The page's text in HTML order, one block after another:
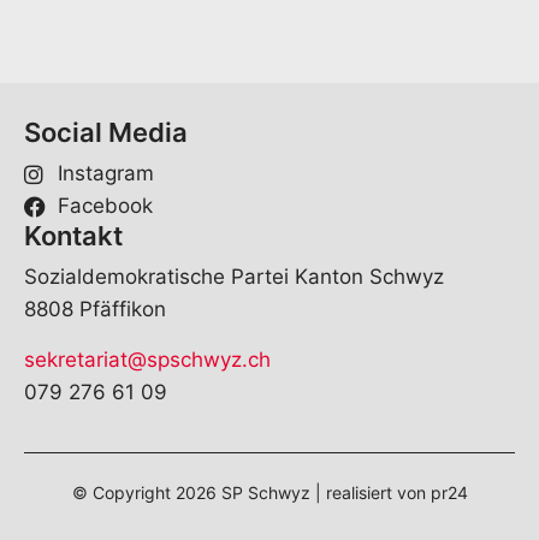
Social Media
Instagram
Facebook
Kontakt
Sozialdemokratische Partei Kanton Schwyz
8808 Pfäffikon
sekretariat@spschwyz.ch
079 276 61 09
© Copyright 2026 SP Schwyz | realisiert von pr24